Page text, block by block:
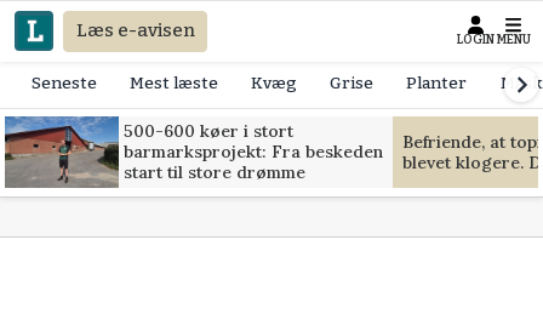
Læs e-avisen LOGIN MENU
Seneste Mest læste Kvæg Grise Planter
500-600 køer i stort
barmarksprojekt: Fra beskeden
start til store drømme
Befriende, at
blevet klogere.